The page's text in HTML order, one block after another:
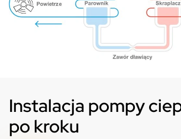
Instalacja pompy
po kroku